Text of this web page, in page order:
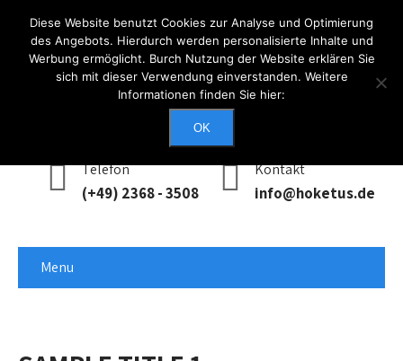
Erreichbarkeit
Mo - Do: 0900 - 1700, Fr: 0900 - 1400
Telefon
(+49) 2368 - 3508
Kontakt
info@hoketus.de
Menu
Anmelden
Diese Website benutzt Cookies zur Analyse und Optimierung
des Angebots. Hierdurch werden personalisierte Inhalte und
Werbung ermöglicht. Burch Nutzung der Website erklären Sie
sich mit dieser Verwendung einverstanden. Weitere
Informationen finden Sie hier:
OK